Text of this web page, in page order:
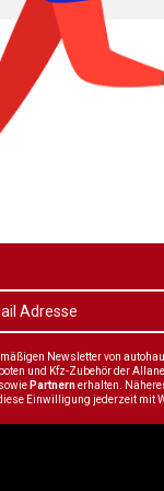
Newsletter von
und Kfz-Zubehör der
Partnernerhalten.
Einwilligung jederzeit mit